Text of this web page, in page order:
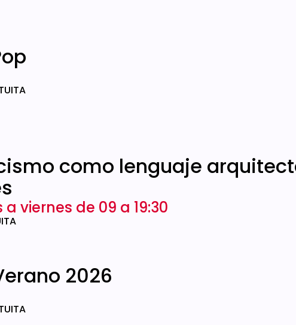
como lenguaje
viernes de 09 a 19:30
2026